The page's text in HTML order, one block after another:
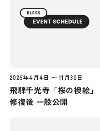
2026年4月4日 〜 11月30日
飛騨千光寺「桜の襖絵」
修復後 一般公開